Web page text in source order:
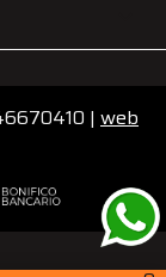
| web